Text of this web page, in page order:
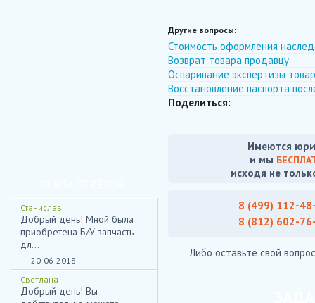
Станислав
Добрый день! Мной была
приобретена Б/У запчасть
дл...
20-06-2018
Светлана
Добрый день! Вы
Другие вопросы:
Стоимость оформления
Возврат товара продавцу
Оспаривание экспертизы
Восстановление паспорта
Поделиться:
Имеются
и мы
исходя не
8 (499) 112-
8 (812) 602-
Либо оставьте свой